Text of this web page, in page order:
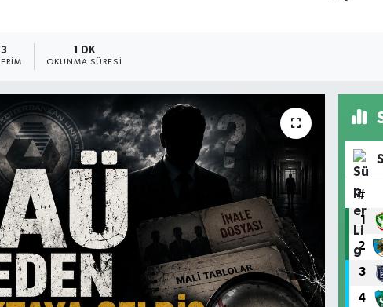
1 DK
OKUNMA SÜRESI
#
1
2
3
4